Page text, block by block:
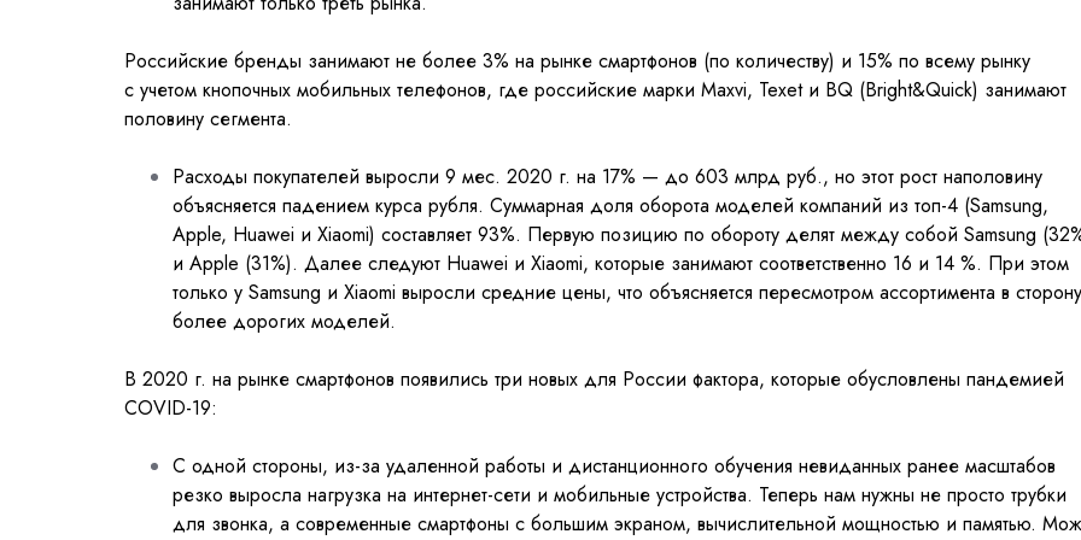
Российские бренды занимают не более 3% на рынке смартфонов (по количеству) и 15% по всему рынку
с учетом кнопочных мобильных телефонов, где российские марки Maxvi, Texet и BQ (Bright&Quick) занимают
половину сегмента.
Расходы покупателей выросли 9 мес. 2020 г. на 17% — до 603 млрд руб., но этот рост наполовину
объясняется падением курса рубля. Суммарная доля оборота моделей компаний из топ-4 (Samsung,
Apple, Huawei и Xiaomi) составляет 93%. Первую позицию по обороту делят между собой Samsung
и Apple (31%). Далее следуют Huawei и Xiaomi, которые занимают соответственно 16 и 14 %. При этом
только у Samsung и Xiaomi выросли средние цены, что объясняется пересмотром ассортимента в сторону
более дорогих моделей.
В 2020 г. на рынке смартфонов появились три новых для России фактора, которые обусловлены пандемией
COVID-19:
С одной стороны, из-за удаленной работы и дистанционного обучения невиданных ранее масштабов
резко выросла нагрузка на интернет-сети и мобильные устройства. Теперь нам нужны не просто трубки
для звонка, а современные смартфоны с большим экраном, вычислительной мощностью и памятью.